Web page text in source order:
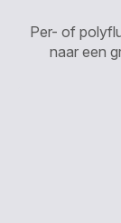
Per- of
naar een